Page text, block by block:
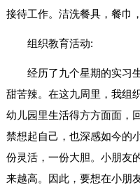
接待工作。洁洗餐具，餐巾
组织教育活动:
经历了九个星期的实习
甜苦辣。在这九周里，我组
幼儿园里生活得方方面面，
禁想起自己，也深感如今的
份灵活，一份大胆。小朋友
来越高。因此，要想在小朋